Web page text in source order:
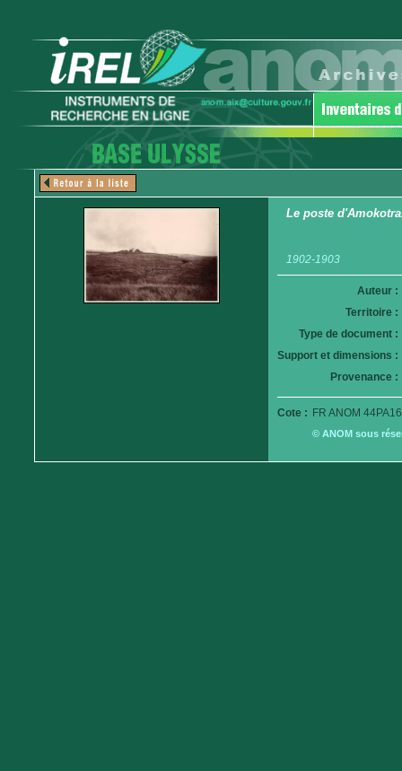
Le poste
1902-1903
Auteur :
Territoire :
Type de document :
Support et dimensions :
Provenance :
Cote : FR ANOM
© ANOM sous